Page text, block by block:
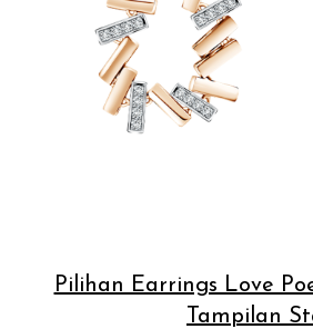
Pilihan Earrings Love
Tampilan